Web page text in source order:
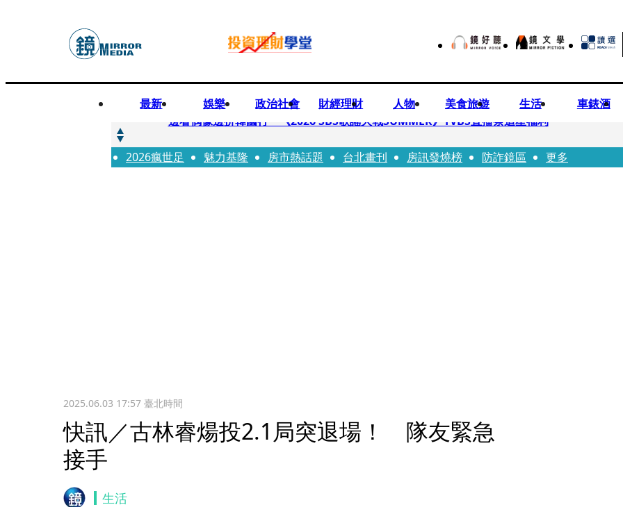
最新 娛樂 政治社會 財經理財 人物 美食旅遊 生活 車錶酒
快訊
邊看偶像邊拚韓國行 《2026 SBS歌謠大戰SUMMER》TVBS直播祭追星福利
快訊
代誌大條火急跳船？ 宏碁派任李文詳接掌兆基屋管2天就喊撤出！
2026瘋世足 魅力基隆 房市熱話題 台北畫刊 房訊發燒榜 防詐鏡區 更多
2025.06.03 17:57臺北時間
快訊／古林睿煬投2.1局突退場！ 隊友緊急
接手
生活